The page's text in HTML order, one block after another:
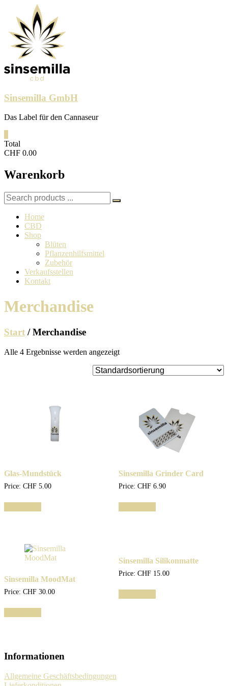
content
Sinsemilla GmbH
Das Label für den Cannaseur
Total
CHF 0.00
Warenkorb
Search
for:
Home
CBD
Shop
Blüten
Pflanzenhilfsmittel
Zubehör
Verkaufsstellen
Kontakt
Merchandise
Start / Merchandise
Alle 4 Ergebnisse werden angezeigt
Glas-Mundstück
Price: CHF 5.00
Sinsemilla Grinder Card
Price: CHF6.90
Sinsemilla MoodMat
Price: CHF 30.00
Sinsemilla Silikonmatte
Price: CHF15.00
Informationen
Allgemeine Geschäftsbedingungen